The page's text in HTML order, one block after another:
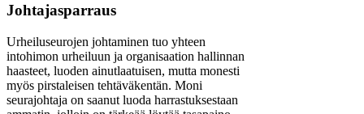
Johtajasparraus
Urheiluseurojen johtaminen tuo yhteen
intohimon urheiluun ja organisaation hallinnan
haasteet, luoden ainutlaatuisen, mutta monesti
myös pirstaleisen tehtäväkentän. Moni
seurajohtaja on saanut luoda harrastuksestaan